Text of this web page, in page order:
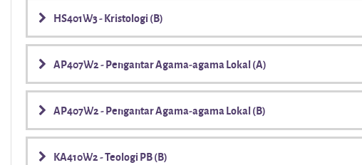
HS401W3 - Kristologi (B)
AP407W2 - Pengantar Agama-agama Lokal (A)
AP407W2 - Pengantar Agama-agama Lokal (B)
KA410W2 - Teologi PB (B)